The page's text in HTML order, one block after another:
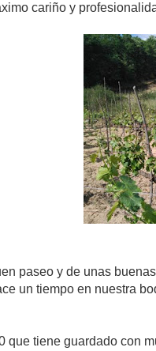
cariño y
paseo y de unas
un tiempo en nuestra
que tiene guardado con